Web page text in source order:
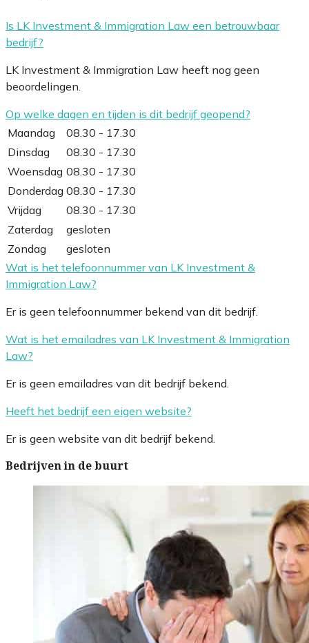
Is LK Investment & Immigration Law een betrouwbaar
bedrijf?
LK Investment & Immigration Law heeft nog geen
beoordelingen.
Op welke dagen en tijden is dit bedrijf geopend?
Maandag
08.30 - 17.30
Dinsdag
08.30 - 17.30
Woensdag 08.30 - 17.30
Donderdag 08.30 - 17.30
Vrijdag
08.30 - 17.30
Zaterdag
gesloten
Zondag
gesloten
Wat is het telefoonnummer van LK Investment &
Immigration Law?
Er is geen telefoonnummer bekend van dit bedrijf.
Wat is het emailadres van LK Investment & Immigration
Law?
Er is geen emailadres van dit bedrijf bekend.
Heeft het bedrijf een eigen website?
Er is geen website van dit bedrijf bekend.
Bedrijven in de buurt